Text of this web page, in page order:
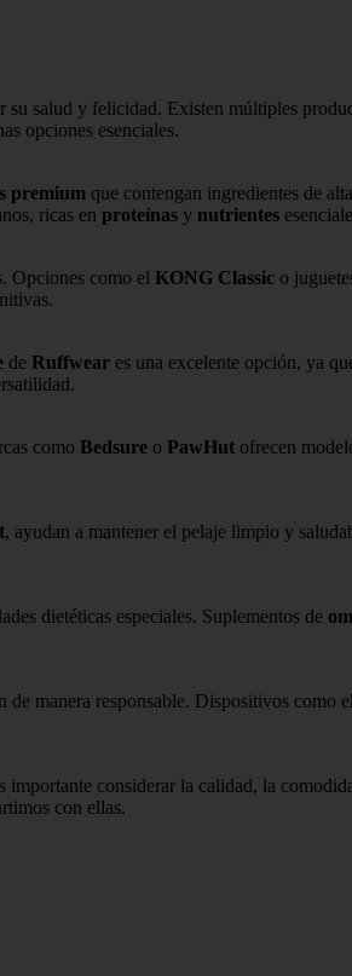
su salud y felicidad. Existen múltiples
opciones esenciales.
premium que contengan ingredientes de
ricas en proteínas y nutrientes
Opciones como el KONG Classic o
de Ruffwear es una excelente opción, ya
como Bedsure o PawHut ofrecen
, ayudan a mantener el pelaje limpio y
dietéticas especiales. Suplementos de
de manera responsable. Dispositivos como el
considerar la calidad, la
con ellas.